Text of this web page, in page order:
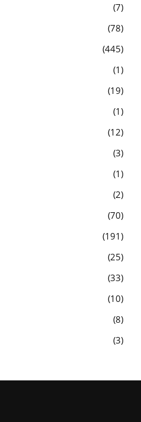
7
78
445
1
19
1
12
3
1
2
70
191
25
33
10
8
3